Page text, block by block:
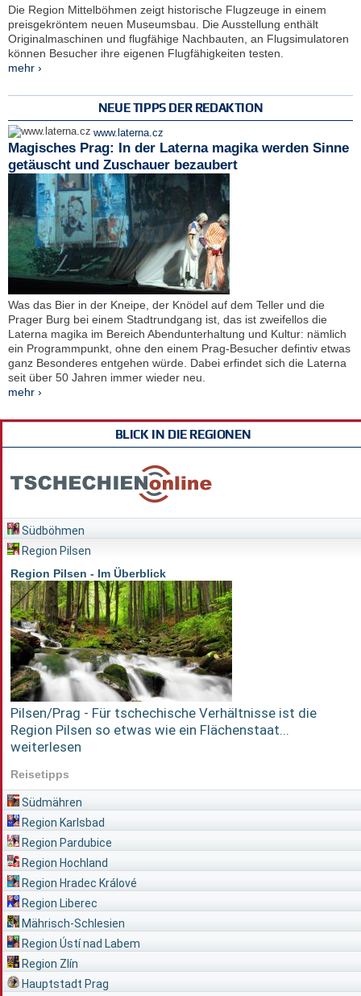
Die Region Mittelböhmen zeigt historische Flugzeuge in einem
preisgekröntem neuen Museumsbau. Die Ausstellung enthält
Originalmaschinen und flugfähige Nachbauten, an Flugsimulatoren
können Besucher ihre eigenen Flugfähigkeiten testen.
mehr ›
NEUE TIPPS DER REDAKTION
www.laterna.cz
Magisches Prag: In der Laterna magika werden Sinne
getäuscht und Zuschauer bezaubert
Was das Bier in der Kneipe, der Knödel auf dem Teller und die
Prager Burg bei einem Stadtrundgang ist, das ist zweifellos die
Laterna magika im Bereich Abendunterhaltung und Kultur: nämlich
ein Programmpunkt, ohne den einem Prag-Besucher defintiv etwas
ganz Besonderes entgehen würde. Dabei erfindet sich die Laterna
seit über 50 Jahren immer wieder neu.
mehr ›
BLICK IN DIE REGIONEN
Südböhmen
Region Pilsen
Region Pilsen - Im Überblick
Pilsen/Prag - Für tschechische Verhältnisse ist die
Region Pilsen so etwas wie ein Flächenstaat...
weiterlesen
Reisetipps
Südmähren
Region Karlsbad
Region Pardubice
Region Hochland
Region Hradec Králové
Region Liberec
Mährisch-Schlesien
Region Ústí nad Labem
Region Zlín
Hauptstadt Prag